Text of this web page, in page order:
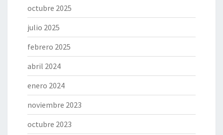
octubre 2025
julio 2025
febrero 2025
abril 2024
enero 2024
noviembre 2023
octubre 2023